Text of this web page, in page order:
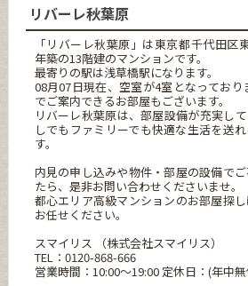
リバーレ秋葉原
「リバーレ秋葉原」は東京都千代田区
年築の13階建のマンションです。
最寄りの駅は浅草橋駅になります。
08月07日現在、空室が4室となってお
でご案内できるお部屋もございます。
リバーレ秋葉原は、部屋設備が充実し
しでもファミリーでも快適な生活を送
す。
内見の申し込みや物件・部屋の設備で
たら、是非お問い合わせくださいませ。
都心エリア高級マンションのお部屋探
お任せください。
スマイリス （株式会社スマイリス）
TEL：0120-868-666
営業時間：10:00～19:00 定休日：(年中